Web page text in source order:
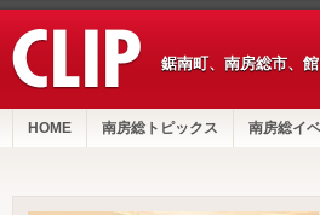
鋸南町、南房総市、
HOME 南房総トピックス 南房総イ